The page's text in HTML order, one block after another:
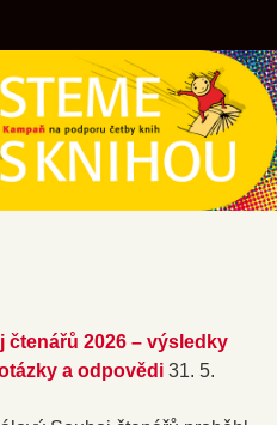
čtenářů 2026 – výsledky
a odpovědi 31. 5.